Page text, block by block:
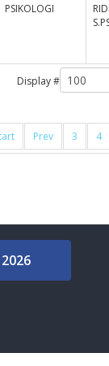
Display #
Prev 3 4
PSIKOLOGI